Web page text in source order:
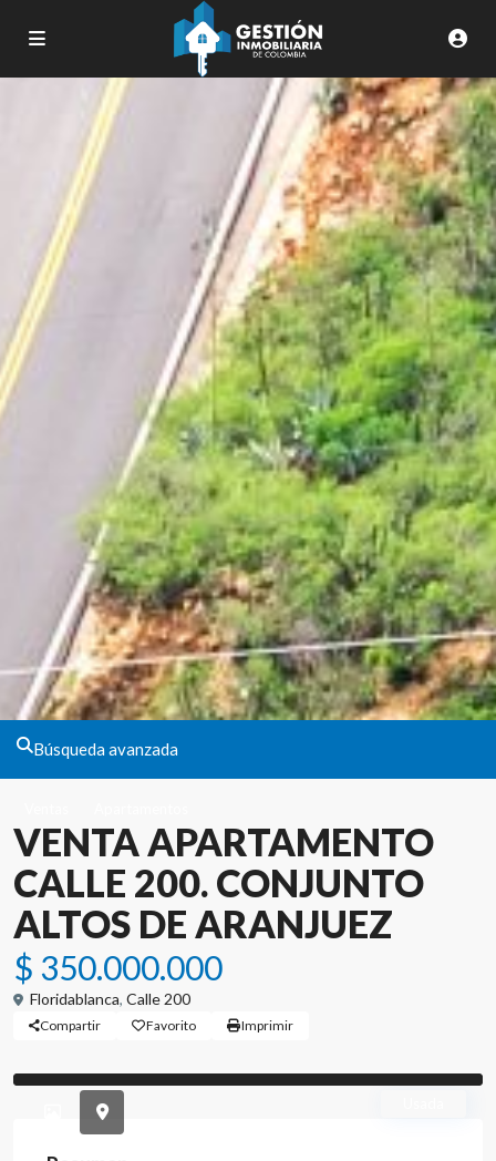
Búsqueda avanzada
VENTA APARTAMENTO
CALLE 200. CONJUNTO
ALTOS DE ARANJUEZ
$ 350.000.000
Floridablanca, Calle 200
Compartir Favorito Imprimir
Previous